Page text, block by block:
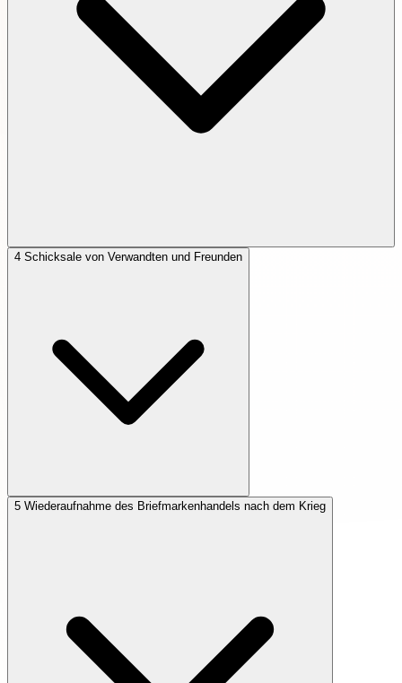
4 Schicksale von Verwandten und Freunden
5 Wiederaufnahme des Briefmarkenhandels nach dem Krieg